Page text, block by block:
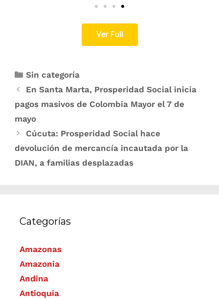
Ver Full
Sin categoría
En Santa Marta, Prosperidad Social inicia
pagos masivos de Colombia Mayor el 7 de
mayo
Cúcuta: Prosperidad Social hace
devolución de mercancía incautada por la
DIAN, a familias desplazadas
Categorías
Amazonas
Amazonia
Andina
Antioquia